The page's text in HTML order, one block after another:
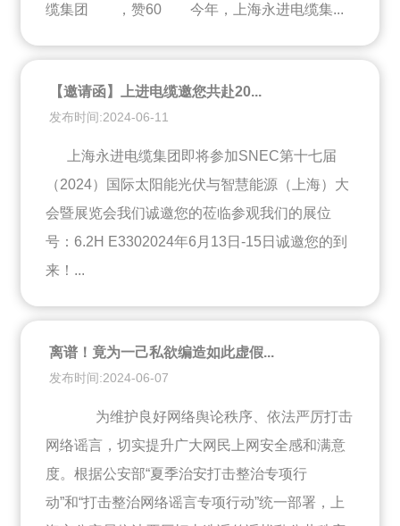
缆集团 ，赞60 今年，上海永进电缆集...
【邀请函】上进电缆邀您共赴20...
发布时间:2024-06-11
上海永进电缆集团即将参加SNEC第十七届
（2024）国际太阳能光伏与智慧能源（上海）大
会暨展览会我们诚邀您的莅临参观我们的展位
号：6.2H E3302024年6月13日-15日诚邀您的到
来！...
离谱！竟为一己私欲编造如此虚假...
发布时间:2024-06-07
为维护良好网络舆论秩序、依法严厉打击
网络谣言，切实提升广大网民上网安全感和满意
度。根据公安部“夏季治安打击整治专项行
动”和“打击整治网络谣言专项行动”统一部署，上